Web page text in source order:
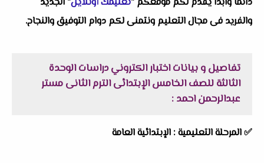
والفريد فى مجال التعليم ونتمنى لكم دوام التوفيق والنجاح.
تفاصيل و بياناتاختبار الكتروني دراسات الوحدة
الثالثة للصف الخامس الإبتدائى الترم الثانى مستر
عبدالرحمن احمد:
✅ المرحلة التعليمية : الإبتدائية العامة